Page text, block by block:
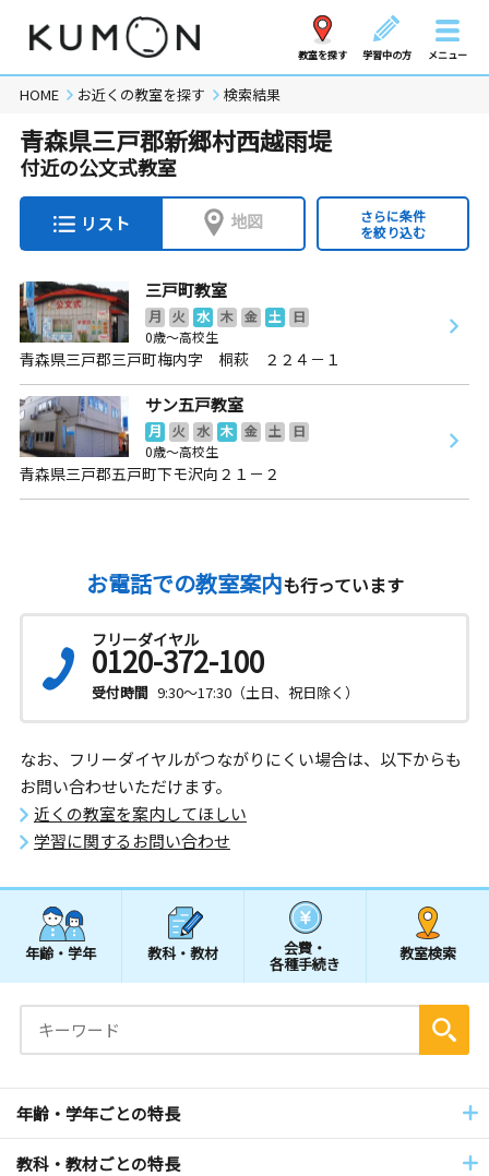
教室を探す 学習中の方 メニュー
HOME お近くの教室を探す 検索結果
青森県三戸郡新郷村西越雨堤
付近の公文式教室
リスト 地図
さらに条件
を絞り込む
三戸町教室
月 火 水 木 金 土
日
0歳～高校生
青森県三戸郡三戸町梅内字 桐萩 ２２４－１
サン五戸教室
月 火 水 木 金 土
日
0歳～高校生
青森県三戸郡五戸町下モ沢向２１－２
お電話での教室案内も行っています
フリーダイヤル
0120-372-100
受付時間 9:30～17:30（土日、祝日除く）
なお、フリーダイヤルがつながりにくい場合は、以下からも
お問い合わせいただけます。
近くの教室を案内してほしい
学習に関するお問い合わせ
年齢・学年 教科・教材 会費・
各種手続き
教室検索
年齢・学年ごとの特長
教科・教材ごとの特長